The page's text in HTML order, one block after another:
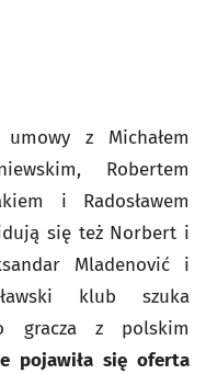
z Michałem
Robertem
i Radosławem
się też Norbert i
Mladenović i
klub szuka
gracza z polskim
pojawiła się oferta